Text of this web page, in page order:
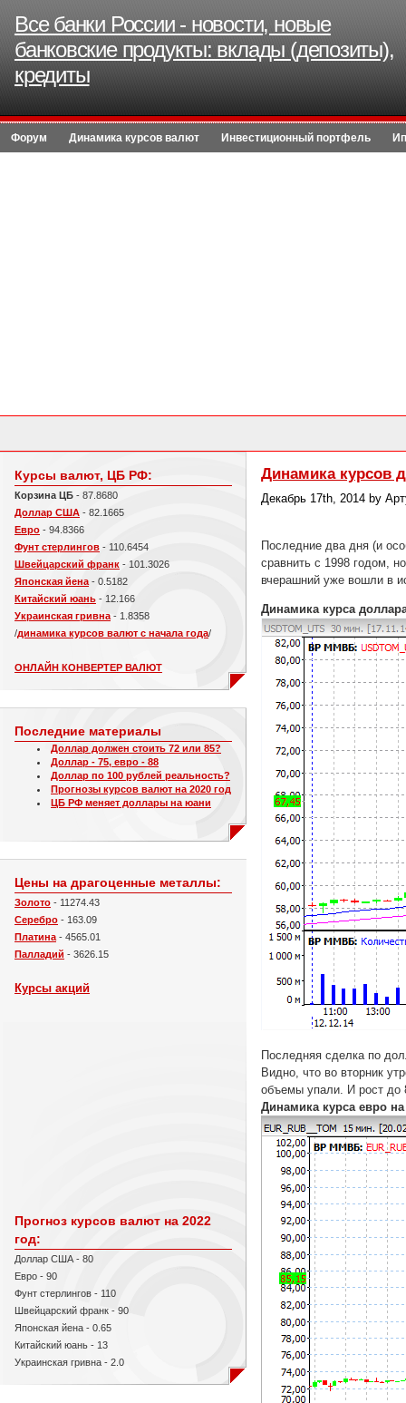
Все банки России - новости, новые
банковские продукты: вклады (депозиты),
кредиты
Форум Динамика курсов валют Инвестиционный портфель
Курсы валют, ЦБ РФ:
Корзина ЦБ - 87.8680
Доллар США - 82.1665
Евро - 94.8366
Фунт стерлингов - 110.6454
Швейцарский франк - 101.3026
Японская йена - 0.5182
Китайский юань - 12.166
Украинская гривна - 1.8358
/динамика курсов валют с начала года/
ОНЛАЙН КОНВЕРТЕР ВАЛЮТ
Последние материалы
Доллар должен стоить 72 или 85?
Доллар - 75, евро - 88
Доллар по 100 рублей реальность?
Прогнозы курсов валют на 2020 год
ЦБ РФ меняет доллары на юани
Цены на драгоценные металлы:
Золото - 11274.43
Серебро - 163.09
Платина - 4565.01
Палладий - 3626.15
Курсы акций
Прогноз курсов валют на 2022
год:
Доллар США - 80
Евро - 90
Фунт стерлингов - 110
Швейцарский франк - 90
Японская йена - 0.65
Китайский юань - 13
Украинская гривна - 2.0
Динамика курсов
Декабрь 17th, 2014 by
Последние два дня (и
сравнить с 1998 годом,
вчерашний уже вошли в
Динамика курса
Последняя сделка по
Видно, что во вторник
объемы упали. И рост до
Динамика курса евро